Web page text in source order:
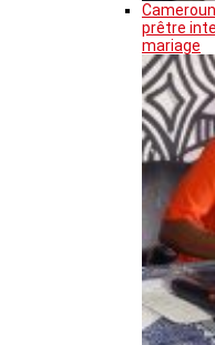
prêtre
mariage